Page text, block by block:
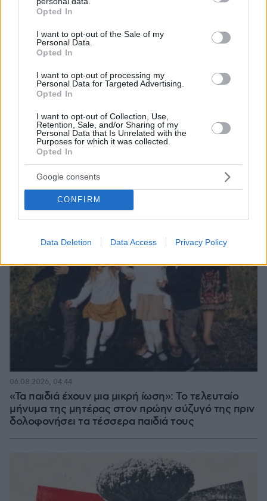
grant or deny consent to Google and its third-party tags to
use your data for below specified purposes in below Google
consent section.
Opted In
I want to opt-out of the Sale of my
Personal Data.
Opted In
I want to opt-out of processing my
Personal Data for Targeted Advertising.
Opted In
I want to opt-out of Collection, Use,
Retention, Sale, and/or Sharing of my
Personal Data that Is Unrelated with the
Purposes for which it was collected.
Opted In
Google consents
CONFIRM
Data Deletion Data Access Privacy Policy
Τα αφιερώματα των διεθνών ειδησιογραφικών
πρακτορείων
ΔΕΙΤΕ ΟΛΕΣ ΤΙΣ ΕΙΔΗΣΕΙΣ
«Τα παιδιά έχουν μια μικρή ίωση»: Το τελευταίο
μήνυμα της μητέρας στον πρώην σύζυγό της πριν
δολοφονήσει τα τέσσερα παιδιά τους
06.08.2026, 04:44